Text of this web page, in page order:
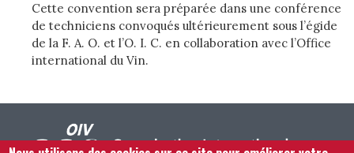
Cette convention sera préparée dans une conférence
de techniciens convoqués ultérieurement sous l’égide
de la F. A. O. et l’O. I. C. en collaboration avec l’Office
international du Vin.